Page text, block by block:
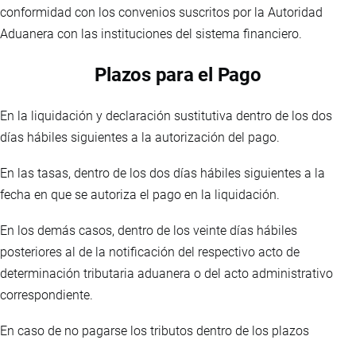
conformidad con los convenios suscritos por la Autoridad
Aduanera con las instituciones del sistema financiero.
Plazos para el Pago
En la liquidación y declaración sustitutiva dentro de los dos
días hábiles siguientes a la autorización del pago.
En las tasas, dentro de los dos días hábiles siguientes a la
fecha en que se autoriza el pago en la liquidación.
En los demás casos, dentro de los veinte días hábiles
posteriores al de la notificación del respectivo acto de
determinación tributaria aduanera o del acto administrativo
correspondiente.
En caso de no pagarse los tributos dentro de los plazos